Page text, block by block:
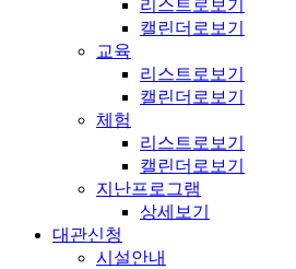
리스트로보기
캘린더로보기
교육
리스트로보기
캘린더로보기
체험
리스트로보기
캘린더로보기
지난프로그램
상세보기
대관신청
시설안내